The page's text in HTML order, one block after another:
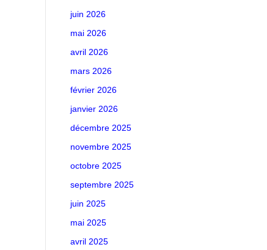
juin 2026
mai 2026
avril 2026
mars 2026
février 2026
janvier 2026
décembre 2025
novembre 2025
octobre 2025
septembre 2025
juin 2025
mai 2025
avril 2025